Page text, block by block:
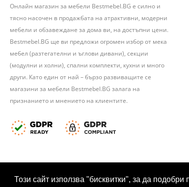
Този сайт използва "бисквитки", за да подобри
Онлайн магазин за мебели Bestmebel.BG е силно и
тясно насочен в продажбата на атрактивни, модерни
мебели и обзавеждане за дома ви, на достъпни цени.
Bestmebel.BG ще ви предложи огромен избор от мека
мебел (разтегателни и ъглови дивани), секции
(модулни и холни), спални комплекти, кухни и много
други. Като един от най – бързо развиващите се
магазини за мебели Bestmebel.BG залага на
признанието и мнението на клиентите.
2020 © Bestmebel.bg. Всички права запазени.